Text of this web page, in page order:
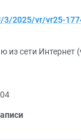
3/2025/vr/vr25-
из сети Интернет